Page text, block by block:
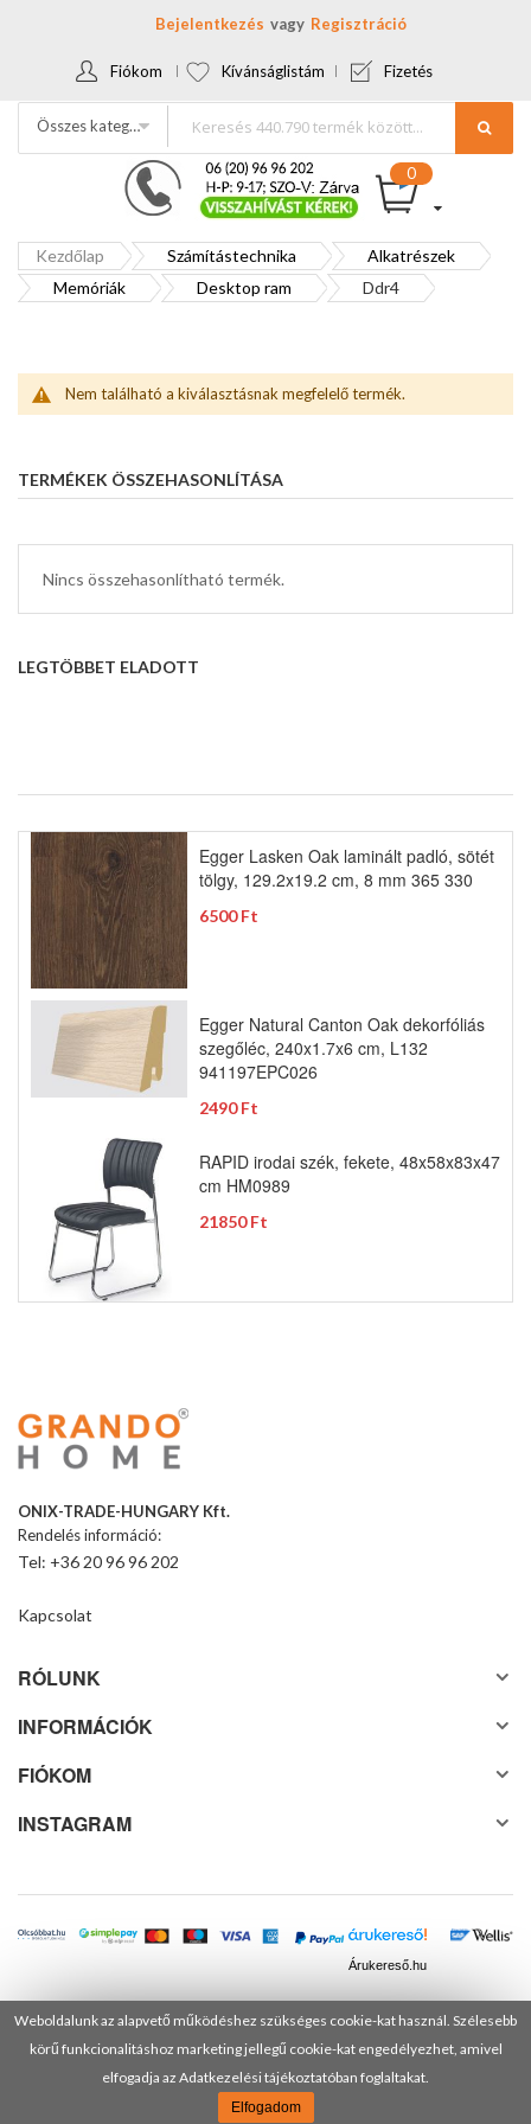
Weboldalunk az alapvető működéshez szükséges cookie-kat használ. Szélesebb
körű funkcionalitáshoz marketing jellegű cookie-kat engedélyezhet, amivel
elfogadja az Adatkezelési tájékoztatóban foglaltakat.
Elfogadom
Bejelentkezés Regisztráció
Fiókom Kívánságlistám Fizetés
Összes kategória
Kezdőlap Számítástechnika
Alkatrészek
Memóriák
Desktop ram Ddr4
Nem található a kiválasztásnak megfelelő termék.
TERMÉKEK ÖSSZEHASONLÍTÁSA
Nincs összehasonlítható termék.
LEGTÖBBET ELADOTT
Egger Lasken Oak laminált padló, sötét
tölgy, 129.2x19.2 cm, 8 mm 365 330
6500 Ft
Egger Natural Canton Oak dekorfóliás
szegőléc, 240x1.7x6 cm, L132
941197EPC026
2490 Ft
RAPID irodai szék, fekete, 48x58x83x47
cm HM0989
21850 Ft
ONIX-TRADE-HUNGARY Kft.
Rendelés információ:
Tel: +36 20 96 96 202
Kapcsolat
RÓLUNK
INFORMÁCIÓK
FIÓKOM
INSTAGRAM
Árukereső.hu
© 2025 Minden jog fenntartva! DANUSA Hungary Kft.